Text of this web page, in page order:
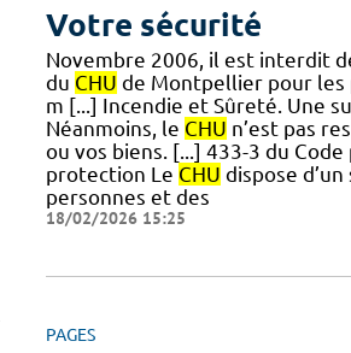
Votre sécurité
Novembre 2006, il est interdit
du CHU de Montpellier pour les
m [...] Incendie et Sûreté. Une
Néanmoins, le CHU n’est pas
ou vos biens. [...] 433-3 du
protection Le CHU dispose
personnes et des
18/02/2026 15:25
PAGES